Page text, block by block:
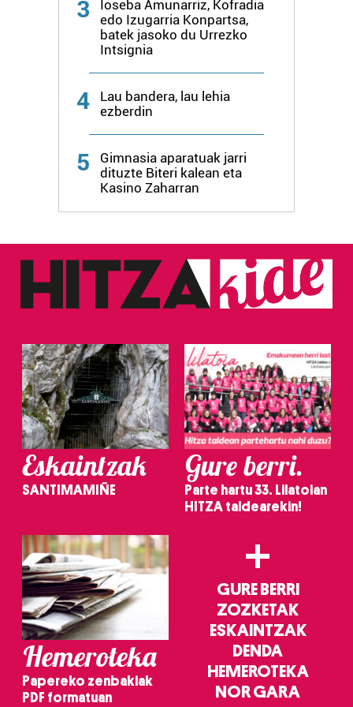
3
Ioseba Amunarriz, Kofradia
edo Izugarria Konpartsa,
batek jasoko du Urrezko
Intsignia
4
Lau bandera, lau lehia
ezberdin
5
Gimnasia aparatuak jarri
dituzte Biteri kalean eta
Kasino Zaharran
Eskaintzak
SANTIMAMIÑE
Gure berri.
Parte hartu 33. Lilatoian
HITZA taldearekin!
Hemeroteka
Papereko zenbakiak
PDF formatuan
+
GURE BERRI
ZOZKETAK
ESKAINTZAK
DENDA
HEMEROTEKA
NOR GARA